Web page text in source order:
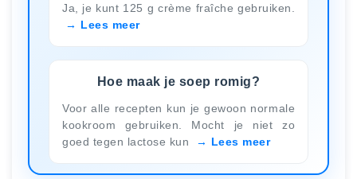
Ja, je kunt 125 g crème fraîche gebruiken.
Lees meer
Hoe maak je soep romig?
Voor alle recepten kun je gewoon normale
kookroom gebruiken. Mocht je niet zo
goed tegen lactose kun
Lees meer